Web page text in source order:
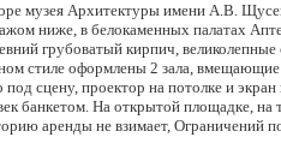
музея Архитектуры имени А.В.
ниже, в белокаменных палатах
грубоватый кирпич,
стиле оформлены 2 зала,
сцену, проектор на потолке и
банкетом. На открытой площадке, на
аренды не взимает, Ограничений